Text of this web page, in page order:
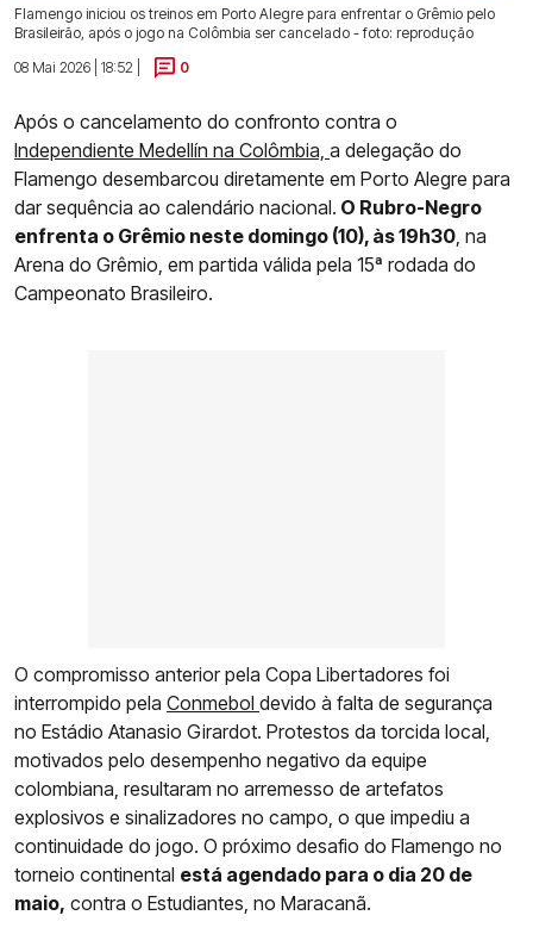
Flamengo iniciou os treinos em Porto Alegre para enfrentar o Grêmio pelo
Brasileirão, após o jogo na Colômbia ser cancelado - foto: reprodução
08 Mai 2026 | 18:52 |
0
Após o cancelamento do confronto contra o
Independiente Medellín na Colômbia, a delegação do
Flamengo desembarcou diretamente em Porto Alegre para
dar sequência ao calendário nacional. O Rubro-Negro
enfrenta o Grêmio neste domingo (10), às 19h30, na
Arena do Grêmio, em partida válida pela 15ª rodada do
Campeonato Brasileiro.
O compromisso anterior pela Copa Libertadores foi
interrompido pela Conmebol devido à falta de segurança
no Estádio Atanasio Girardot. Protestos da torcida local,
motivados pelo desempenho negativo da equipe
colombiana, resultaram no arremesso de artefatos
explosivos e sinalizadores no campo, o que impediu a
continuidade do jogo. O próximo desafio do Flamengo no
torneio continental está agendado para o dia 20 de
maio, contra o Estudiantes, no Maracanã.